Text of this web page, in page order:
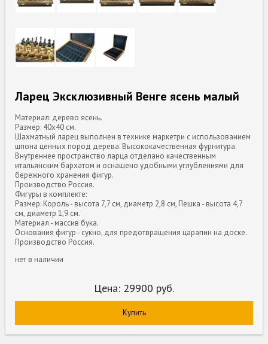
Ларец Эксклюзивный Венге ясень малый
Материал: дерево ясень.
Размер: 40x40 см.
Шахматный ларец выполнен в технике маркетри с использованием
шпона ценных пород дерева. Высококачественная фурнитура.
Внутреннее пространство ларца отделано качественным
итальянским бархатом и оснащено удобными углублениями для
бережного хранения фигур.
Производство Россия.
Фигуры в комплекте:
Размер: Король - высота 7,7 см, диаметр 2,8 см, Пешка - высота 4,7
см, диаметр 1,9 см.
Материал - массив бука.
Основания фигур - сукно, для предотвращения царапин на доске.
Производство Россия.
нет в наличии
Цена: 29900 руб.
Купить